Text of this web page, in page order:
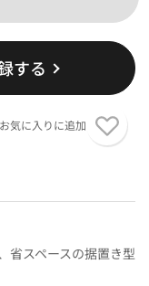
する
お気に入りに追加
省スペースの据置き型